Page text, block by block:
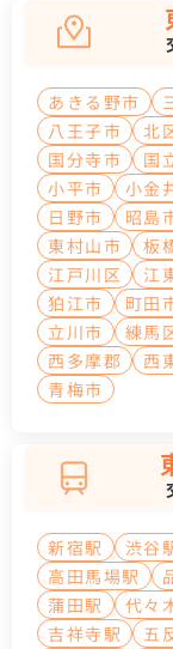
あきる野市
八王子市
北
国分寺市
国
小平市
小金
日野市
昭島
東村山市
板
江戸川区
江
狛江市
町田
立川市
練馬
西多摩郡
西
青梅市
新宿駅 渋谷
高田馬場駅
蒲田駅
代々
吉祥寺駅
五